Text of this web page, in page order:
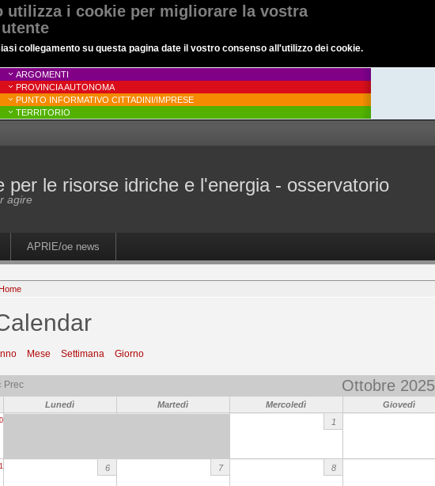
utilizza i cookie per migliorare la vostra
collegamento su questa pagina date il vostro consenso all'utilizzo dei cookie.
ARGOMENTI
PROVINCIA AUTONOMA
PUNTO INFORMATIVO CITTADINI/IMPRESE
TERRITORIO
per le risorse idriche e l'energia - osservatorio
agire
APRIE/oe news
Home
Mese Settimana Giorno
Prec Ottobre 2025
Lunedì Martedì Mercoledì Giovedì
1
6 7 8